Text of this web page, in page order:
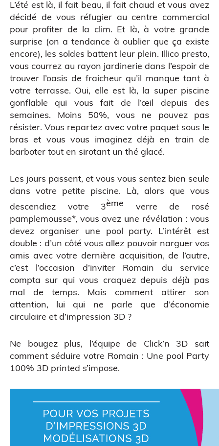
CAO
L’été est là, il fait beau, il fait chaud et vous avez
décidé de vous réfugier au centre commercial
pour profiter de la clim. Et là, à votre grande
surprise (on a tendance à oublier que ça existe
encore), les soldes battent leur plein. Illico presto,
vous courrez au rayon jardinerie dans l’espoir de
trouver l’oasis de fraicheur qu’il manque tant à
votre terrasse. Oui, elle est là, la super piscine
gonflable qui vous fait de l’œil depuis des
semaines. Moins 50%, vous ne pouvez pas
résister. Vous repartez avec votre paquet sous le
bras et vous vous imaginez déjà en train de
barboter tout en sirotant un thé glacé.
Les jours passent, et vous vous sentez bien seule
dans votre petite piscine. Là, alors que vous
descendiez votre 3ème verre de rosé
pamplemousse*, vous avez une révélation : vous
devez organiser une pool party. L’intérêt est
double : d’un côté vous allez pouvoir narguer vos
amis avec votre dernière acquisition, de l’autre,
c’est l’occasion d’inviter Romain du service
compta sur qui vous craquez depuis déjà pas
mal de temps. Mais comment attirer son
attention, lui qui ne parle que d’économie
circulaire et d’impression 3D ?
Ne bougez plus, l’équipe de Click’n 3D sait
comment séduire votre Romain : Une pool Party
100% 3D printed s’impose.